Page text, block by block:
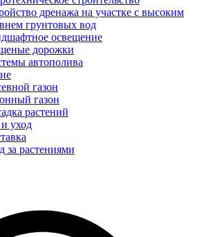
дренажа на участке с высоким
грунтовых вод
освещение
дорожки
автополива
газон
газон
растений
уход
за растениями